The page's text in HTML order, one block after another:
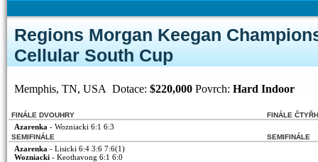
Regions Morgan Keegan
Cellular South Cup
Memphis, TN, USA Dotace: $220,000 Povrch: Hard Indoor
FINÁLE DVOUHRY
Azarenka - Wozniacki 6:1 6:3
FINÁLE
SEMIFINÁLE
Azarenka - Lisicki 6:4 3:6 7:6(1)
Wozniacki - Keothavong 6:1 6:0
SEMIFINÁLE